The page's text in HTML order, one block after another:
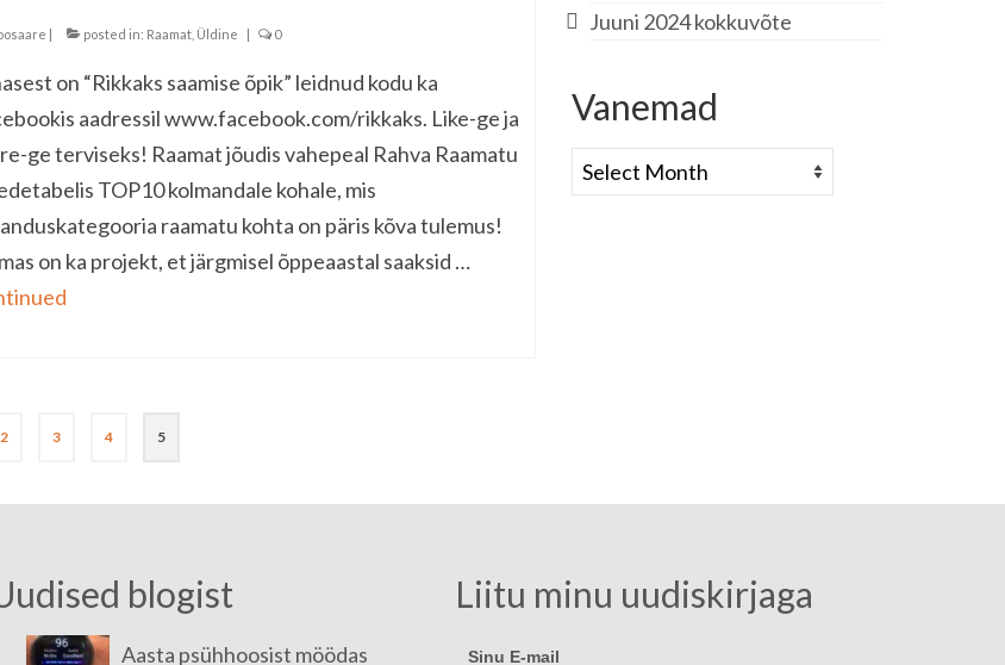
posted in: Raamat, Üldine 0
on “Rikkaks saamise õpik” leidnud kodu ka
aadressil www.facebook.com/rikkaks. Like-ge ja
ge terviseks! Raamat jõudis vahepeal Rahva Raamatu
TOP10 kolmandale kohale, mis
raamatu kohta on päris kõva tulemus!
on ka projekt, et järgmisel õppeaastal saaksid …
2 3 4 5
Juuni 2024 kokkuvõte
Vanemad
Vanemad
blogist
Aasta psühhoosist möödas
Liitu minu uudiskirjaga
Sinu E-mail